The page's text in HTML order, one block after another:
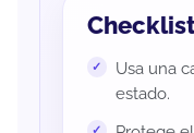
Usa una
estado.